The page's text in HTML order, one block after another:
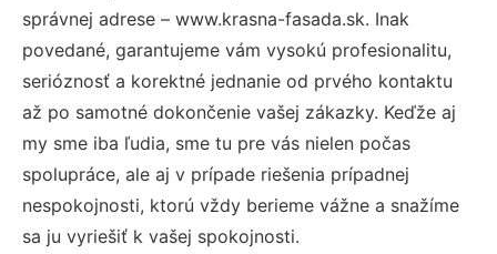
správnej adrese – www.krasna-fasada.sk. Inak
povedané, garantujeme vám vysokú profesionalitu,
serióznosť a korektné jednanie od prvého kontaktu
až po samotné dokončenie vašej zákazky. Keďže aj
my sme iba ľudia, sme tu pre vás nielen počas
spolupráce, ale aj v prípade riešenia prípadnej
nespokojnosti, ktorú vždy berieme vážne a snažíme
sa ju vyriešiť k vašej spokojnosti.